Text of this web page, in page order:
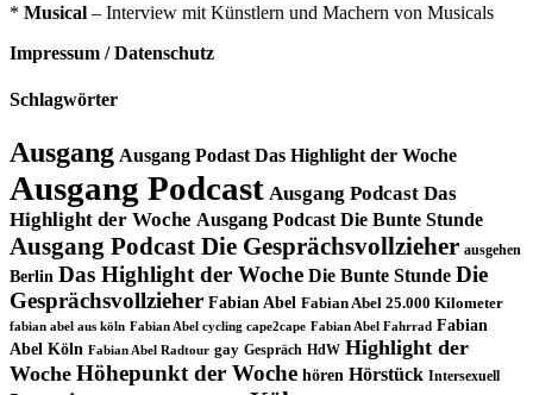
* Musical – Interview mit Künstlern und Machern von Musicals
Impressum / Datenschutz
Schlagwörter
Ausgang Ausgang Podast Das Highlight der Woche
Ausgang Podcast Ausgang Podcast Das
Highlight der Woche Ausgang Podcast Die Bunte Stunde
Ausgang Podcast Die Gesprächsvollzieher ausgehen
Berlin Das Highlight der Woche Die Bunte Stunde Die
Gesprächsvollzieher Fabian Abel Fabian Abel 25.000 Kilometer
fabian abel aus köln Fabian Abel cycling cape2cape Fabian Abel Fahrrad Fabian
Abel Köln Fabian Abel Radtour gay Gespräch HdW Highlight der
Woche Höhepunkt der Woche hören Hörstück Intersexuell